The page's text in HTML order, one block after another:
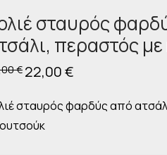
σταυρός
περαστός
€ Original
price
25,00 €.
22,00€
είναι:
22,00 €.
σταυρός φαρδύς από